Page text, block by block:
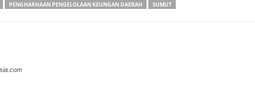
PENGHARHAAN PENGELOLAAN KEUNGAN DAERAH SUMUT